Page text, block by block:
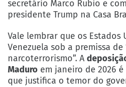
secretário Marco Rubio e
presidente Trump na Casa
Vale lembrar que os Estados
Venezuela sob a premissa
narcoterrorismo”. A
Maduro em janeiro de 2026
que justifica o temor do